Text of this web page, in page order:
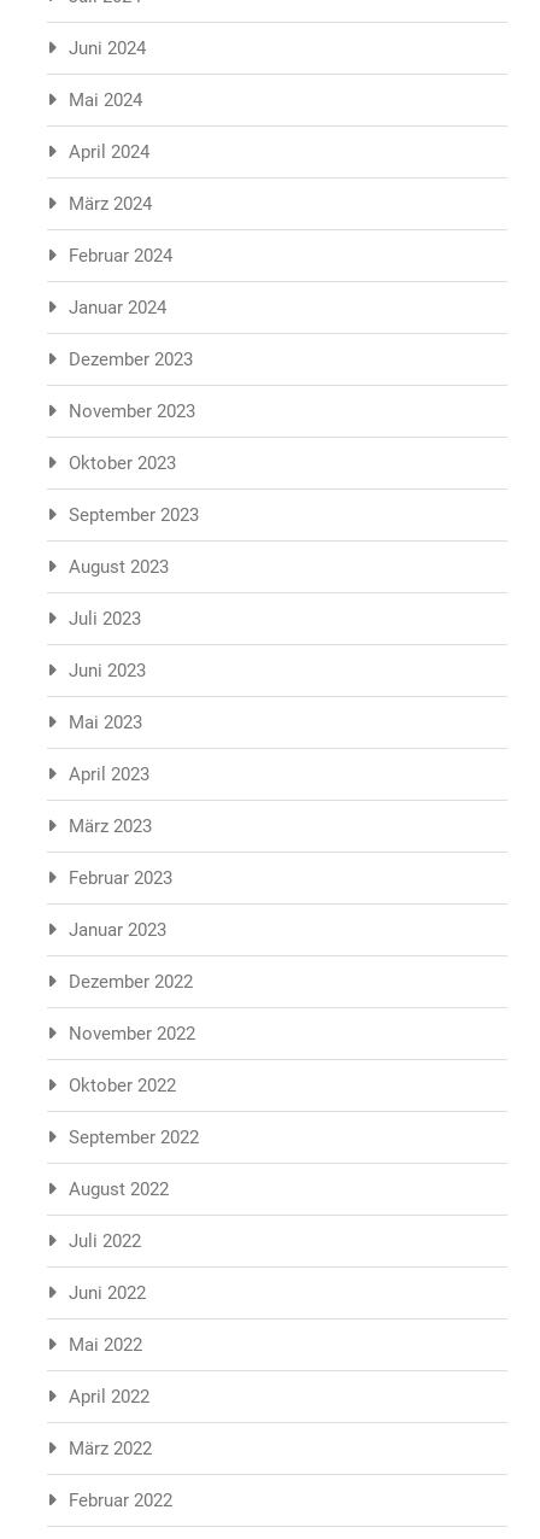
Juni 2024
Mai 2024
April 2024
März 2024
Februar 2024
Januar 2024
Dezember 2023
November 2023
Oktober 2023
September 2023
August 2023
Juli 2023
Juni 2023
Mai 2023
April 2023
März 2023
Februar 2023
Januar 2023
Dezember 2022
November 2022
Oktober 2022
September 2022
August 2022
Juli 2022
Juni 2022
Mai 2022
April 2022
März 2022
Februar 2022